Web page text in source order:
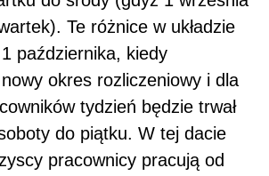
Te różnice w układzie
października, kiedy
okres rozliczeniowy i dla
tydzień będzie trwał
do piątku. W tej dacie
pracownicy pracują od